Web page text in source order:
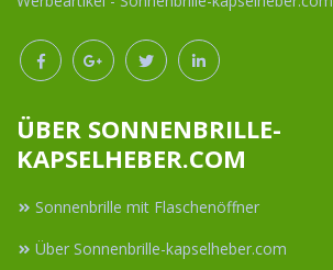
ÜBER SONNENBRILLE-
KAPSELHEBER.COM
Sonnenbrille mit Flaschenöffner
Über Sonnenbrille-kapselheber.com